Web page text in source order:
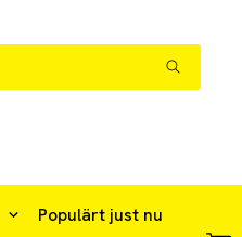
Populärt just nu